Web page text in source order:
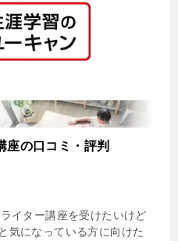
座の口コミ・評判
イター講座を受けたいけど
気になっている方に向けた